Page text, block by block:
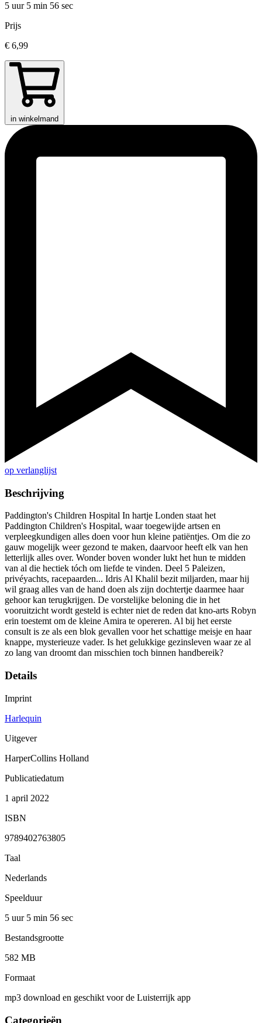
5 uur 5 min 56 sec
Prijs
€ 6,99
in winkelmand
op verlanglijst
Beschrijving
Paddington's Children Hospital In hartje Londen staat het
Paddington Children's Hospital, waar toegewijde artsen en
verpleegkundigen alles doen voor hun kleine patiëntjes. Om die zo
gauw mogelijk weer gezond te maken, daarvoor heeft elk van hen
letterlijk alles over. Wonder boven wonder lukt het hun te midden
van al die hectiek tóch om liefde te vinden. Deel 5 Paleizen,
privéyachts, racepaarden... Idris Al Khalil bezit miljarden, maar hij
wil graag alles van de hand doen als zijn dochtertje daarmee haar
gehoor kan terugkrijgen. De vorstelijke beloning die in het
vooruitzicht wordt gesteld is echter niet de reden dat kno-arts Robyn
erin toestemt om de kleine Amira te opereren. Al bij het eerste
consult is ze als een blok gevallen voor het schattige meisje en haar
knappe, mysterieuze vader. Is het gelukkige gezinsleven waar ze al
zo lang van droomt dan misschien toch binnen handbereik?
Details
Imprint
Harlequin
Uitgever
HarperCollins Holland
Publicatiedatum
1 april 2022
ISBN
9789402763805
Taal
Nederlands
Speelduur
5 uur 5 min 56 sec
Bestandsgrootte
582 MB
Formaat
mp3 download en geschikt voor de Luisterrijk app
Categorieën